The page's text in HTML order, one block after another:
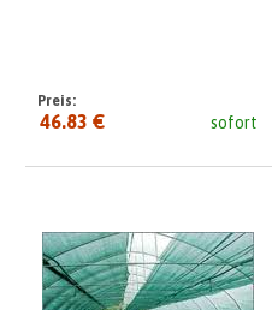
sofort
Preis:
46.83 €